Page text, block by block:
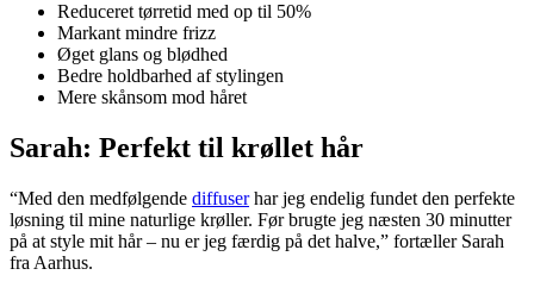
Reduceret tørretid med op til 50%
Markant mindre frizz
Øget glans og blødhed
Bedre holdbarhed af stylingen
Mere skånsom mod håret
Sarah: Perfekt til krøllet hår
“Med den medfølgende diffuserhar jeg endelig fundet den perfekte
løsning til mine naturlige krøller. Før brugte jeg næsten 30 minutter
på at style mit hår – nu er jeg færdig på det halve,” fortæller Sarah
fra Aarhus.